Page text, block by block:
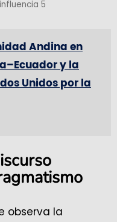
5
Andina en
y la
Unidos por la
observa la